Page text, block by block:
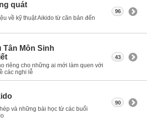
quát
về kỹ thuật Aikido từ căn bản đến
96
Tân Môn Sinh
riêng cho những ai mới làm quen với
các nghi lễ
43
và những bài học từ các buổi
90